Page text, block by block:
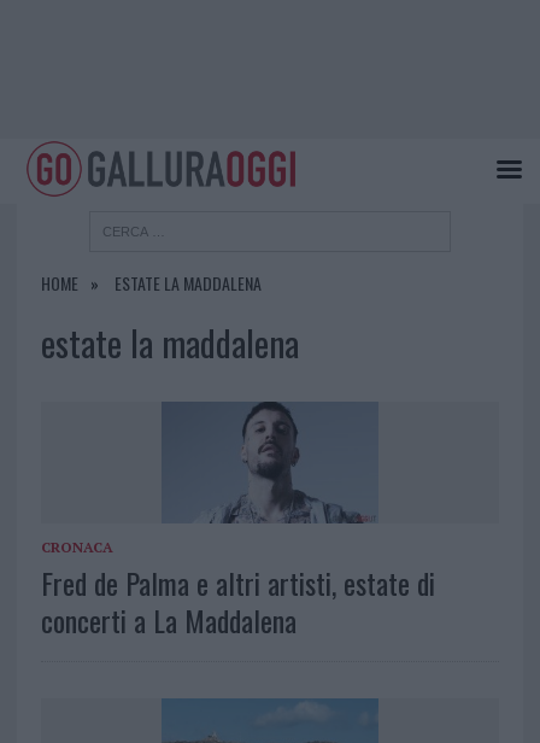
HOME ESTATE LA MADDALENA
estate la maddalena
CRONACA
Fred de Palma e altri artisti, estate di
concerti a La Maddalena